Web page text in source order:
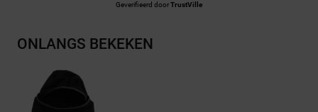
Geverifieerd doorTrustVille
ONLANGS BEKEKEN